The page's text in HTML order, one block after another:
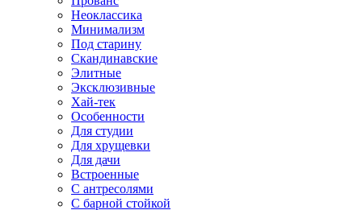
Неоклассика
Минимализм
Под старину
Скандинавские
Элитные
Эксклюзивные
Хай-тек
Особенности
Для студии
Для хрущевки
Для дачи
Встроенные
С антресолями
С барной стойкой